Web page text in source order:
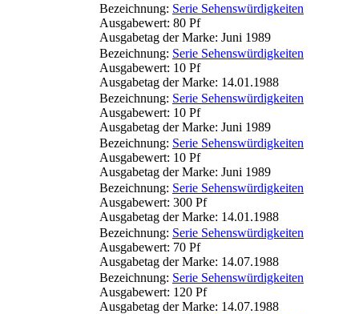
Bezeichnung: Serie Sehenswürdigkeiten
Ausgabewert: 80 Pf
Ausgabetag der Marke: Juni 1989
Bezeichnung: Serie Sehenswürdigkeiten
Ausgabewert: 10 Pf
Ausgabetag der Marke: 14.01.1988
Bezeichnung: Serie Sehenswürdigkeiten
Ausgabewert: 10 Pf
Ausgabetag der Marke: Juni 1989
Bezeichnung: Serie Sehenswürdigkeiten
Ausgabewert: 10 Pf
Ausgabetag der Marke: Juni 1989
Bezeichnung: Serie Sehenswürdigkeiten
Ausgabewert: 300 Pf
Ausgabetag der Marke: 14.01.1988
Bezeichnung: Serie Sehenswürdigkeiten
Ausgabewert: 70 Pf
Ausgabetag der Marke: 14.07.1988
Bezeichnung: Serie Sehenswürdigkeiten
Ausgabewert: 120 Pf
Ausgabetag der Marke: 14.07.1988